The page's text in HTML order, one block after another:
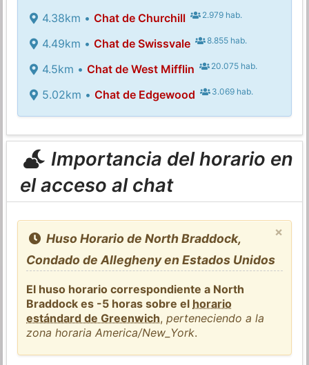
4.38km • Chat de Churchill 2.979 hab.
4.49km • Chat de Swissvale 8.855 hab.
4.5km • Chat de West Mifflin 20.075 hab.
5.02km • Chat de Edgewood 3.069 hab.
Importancia del horario en
el acceso al chat
×
Huso Horario de North Braddock,
Condado de Allegheny en Estados Unidos
El huso horario correspondiente a North
Braddock es -5 horas sobre el horario
estándard de Greenwich,perteneciendo a la
zona horaria America/New_York.